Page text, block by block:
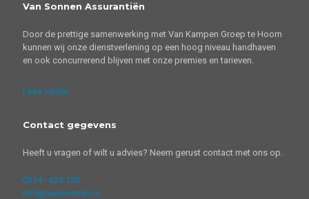
Van Sonnen Assurantiën
Door de prettige samenwerking met Van Kampen Groep te Hoorn
kunnen wij onze dienstverlening op een hoog niveau handhaven
en ook concurrerend blijven met onze premies en tarieven.
Lees verder
Contact gegevens
Heeft u vragen of wilt u advies? Neem gerust contact met ons op.
0314 - 624 133
info@vansonnen.nl